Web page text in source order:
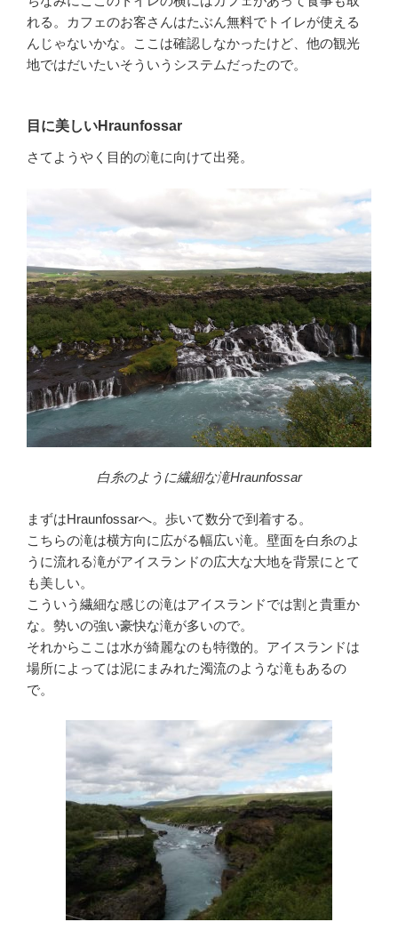
れる。カフェのお客さんはたぶん無料でトイレが使える
んじゃないかな。ここは確認しなかったけど、他の観光
地ではだいたいそういうシステムだったので。
目に美しいHraunfossar
さてようやく目的の滝に向けて出発。
白糸のように繊細な滝Hraunfossar
まずはHraunfossarへ。歩いて数分で到着する。
こちらの滝は横方向に広がる幅広い滝。壁面を白糸のよ
うに流れる滝がアイスランドの広大な大地を背景にとて
も美しい。
こういう繊細な感じの滝はアイスランドでは割と貴重か
な。勢いの強い豪快な滝が多いので。
それからここは水が綺麗なのも特徴的。アイスランドは
場所によっては泥にまみれた濁流のような滝もあるの
で。